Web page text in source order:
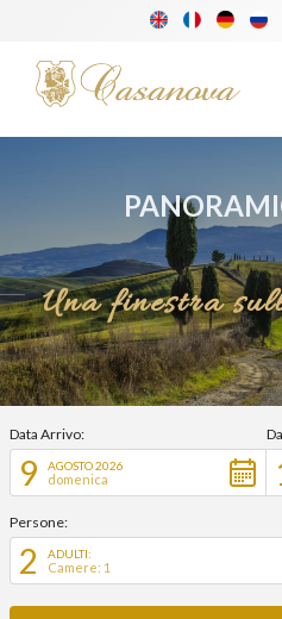
Una finestra
Data Arrivo:
9 AGOSTO 2026
domenica
Persone:
2 ADULTI:
Camere: 1